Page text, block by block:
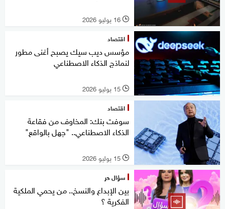
l 16 يوليو 2026
اقتصاد
مؤسس ديب سيك يصبح أغنى مطور
لنماذج الذكاء الاصطناعي
l 15 يوليو 2026
اقتصاد
سوفت بنك: المخاوف من فقاعة
الذكاء الاصطناعي.. "جهل بالواقع"
l 15 يوليو 2026
سؤال حر
بين الإبداع والنسخ.. من يحمي الملكية
الفكرية ؟